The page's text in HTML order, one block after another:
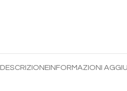
DESCRIZIONEINFORMAZIONI